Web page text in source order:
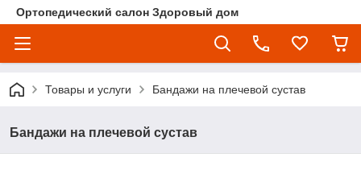
Ортопедический салон Здоровый дом
Товары и услуги Бандажи на плечевой сустав
Бандажи на плечевой сустав